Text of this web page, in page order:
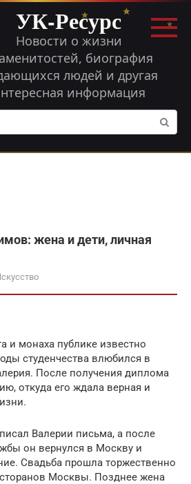
УК-Ресурс
Новости о жизни
биография
людей и другая
информация
жена и дети, личная
и монаха публике известно
студенчества влюбился в
После получения диплома
откуда его ждала верная и
Валерии письма, а после
он вернулся в Москву и
Свадьба прошла торжественно
Москвы. Позднее жена